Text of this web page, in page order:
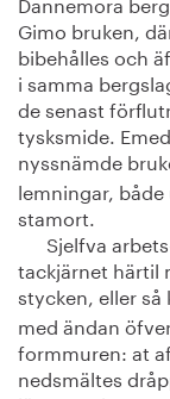
Gimo bruken,
bibehålles och
i samma
de senast
tysksmide.
nyssnämde
lemningar,
stamort.
Sjelfva
tackjärnet härtil
stycken, eller så
med ändan
formmuren: at
nedsmältes